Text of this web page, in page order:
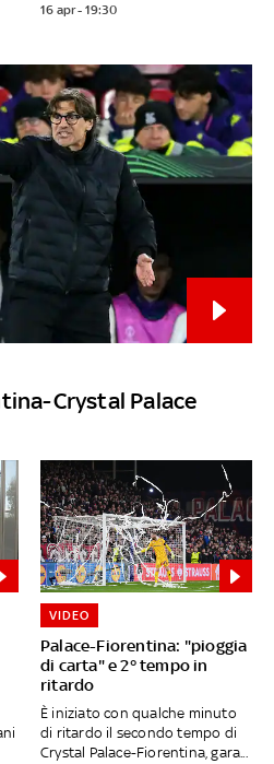
16 apr - 19:30
Crystal Palace
Palace-Fiorentina: "pioggia
di carta" e 2° tempo in
ritardo
VIDEO
È iniziato con qualche minuto
di ritardo il secondo tempo di
Crystal Palace-Fiorentina, gara...